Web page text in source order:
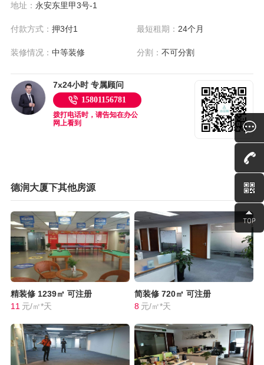
地址： 永安东里甲3号-1
付款方式： 押3付1 最短租期： 24个月
装修情况： 中等装修 分割：不可分割
7x24小时 专属顾问
15801156781
拨打电话时，请告知在办公
网上看到
德润大厦下其他房源
精装修 1239㎡ 可注册
11 元/㎡*天
简装修 720㎡ 可注册
8 元/㎡*天